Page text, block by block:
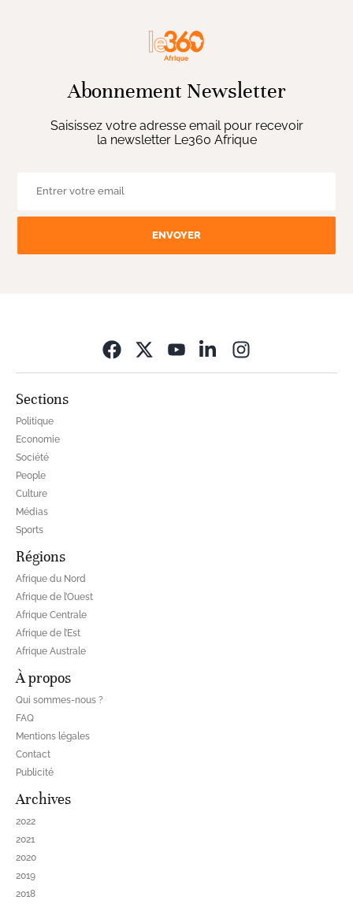
Abonnement Newsletter
Saisissez votre adresse email pour recevoir
la newsletter Le360 Afrique
ENVOYER
Sections
Politique
Economie
Société
People
Culture
Médias
Sports
Régions
Afrique du Nord
Afrique de l’Ouest
Afrique Centrale
Afrique de l’Est
Afrique Australe
À propos
Qui sommes-nous ?
FAQ
Mentions légales
Contact
Publicité
Archives
2022
2021
2020
2019
2018